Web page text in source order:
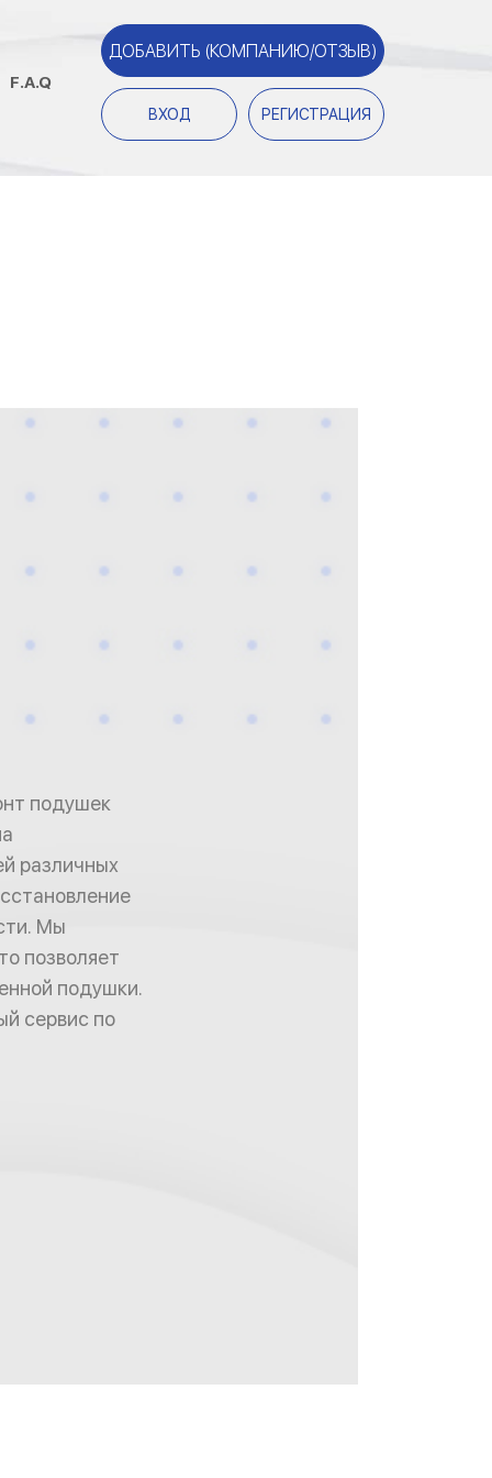
F.A.Q
ДОБАВИТЬ (КОМПАНИЮ/ОТЗЫВ)
ВХОД РЕГИСТРАЦИЯ
подушек
различных
Мы
позволяет
подушки.
сервис по